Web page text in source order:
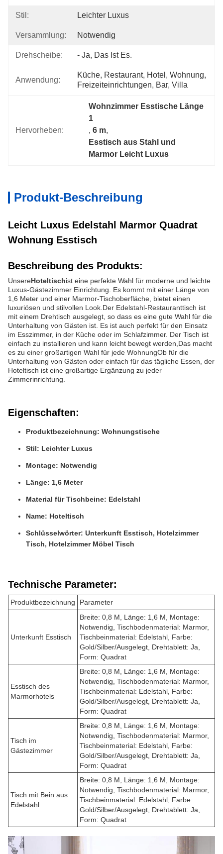
Stil: Leichter Luxus
Versammlung: Notwendig
Drehscheibe: - Ja, Das Ist Es.
Anwendung:
Küche, Restaurant, Hotel, Wohnung,
Freizeiteinrichtungen, Bar, Villa
Hervorheben:
Wohnzimmer Esstische Länge
1
, 6 m,
Esstisch aus Stahl und
Marmor Leicht Luxus
Produkt-Beschreibung
Leicht Luxus Edelstahl Marmor Quadrat
Wohnung Esstisch
Beschreibung des Produkts:
UnsereHoteltischist eine perfekte Wahl für moderne und leichte
Luxus-Gästezimmer Einrichtung. Es kommt mit einer Länge von
1,6 Meter und einer Marmor-Tischoberfläche, bietet einen
luxuriösen und stilvollen Look.Der Edelstahl-Restauranttisch ist
mit einem Drehtisch ausgelegt, so dass es eine gute Wahl für die
Unterhaltung von Gästen ist. Es ist auch perfekt für den Einsatz
im Esszimmer, in der Küche oder im Schlafzimmer. Der Tisch ist
einfach zu installieren und kann leicht bewegt werden,Das macht
es zu einer großartigen Wahl für jede WohnungOb für die
Unterhaltung von Gästen oder einfach für das tägliche Essen, der
Hoteltisch ist eine großartige Ergänzung zu jeder
Zimmerinrichtung.
Eigenschaften:
Produktbezeichnung: Wohnungstische
Stil: Leichter Luxus
Montage: Notwendig
Länge: 1,6 Meter
Material für Tischbeine: Edelstahl
Name: Hoteltisch
Schlüsselwörter: Unterkunft Esstisch, Hotelzimmer
Tisch, Hotelzimmer Möbel Tisch
Technische Parameter:
Produktbezeichnung Parameter
Unterkunft Esstisch
Breite: 0,8 M, Länge: 1,6 M, Montage:
Notwendig, Tischbodenmaterial: Marmor,
Tischbeinmaterial: Edelstahl, Farbe:
Gold/Silber/Ausgelegt, Drehtablett: Ja,
Form: Quadrat
Esstisch des
Marmorhotels
Breite: 0,8 M, Länge: 1,6 M, Montage:
Notwendig, Tischbodenmaterial: Marmor,
Tischbeinmaterial: Edelstahl, Farbe:
Gold/Silber/Ausgelegt, Drehtablett: Ja,
Form: Quadrat
Tisch im
Gästezimmer
Breite: 0,8 M, Länge: 1,6 M, Montage:
Notwendig, Tischbodenmaterial: Marmor,
Tischbeinmaterial: Edelstahl, Farbe:
Gold/Silber/Ausgelegt, Drehtablett: Ja,
Form: Quadrat
Tisch mit Bein aus
Edelstahl
Breite: 0,8 M, Länge: 1,6 M, Montage:
Notwendig, Tischbodenmaterial: Marmor,
Tischbeinmaterial: Edelstahl, Farbe:
Gold/Silber/Ausgelegt, Drehtablett: Ja,
Form: Quadrat